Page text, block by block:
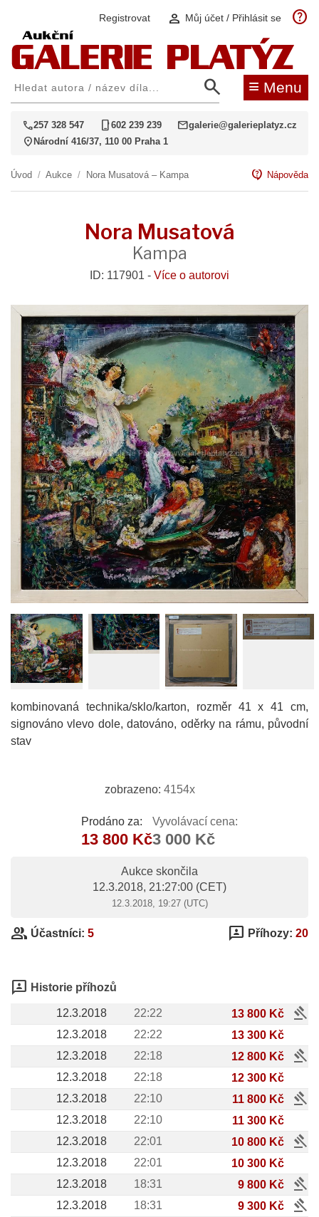
Registrovat person Můj účet / Přihlásit se help
search ≡ Menu
call257 328 547 phone_iphone602 239 239 mailgalerie@galerieplatyz.cz
location_on Národní 416/37, 110 00 Praha 1
Úvod / Aukce / Nora Musatová – Kampa contact_support Nápověda
Nora Musatová
Kampa
ID: 117901 - Více o autorovi
kombinovaná technika/sklo/karton, rozměr 41 x 41 cm,
signováno vlevo dole, datováno, oděrky na rámu, původní
stav
zobrazeno: 4154x
Prodáno za:
13 800 Kč
Vyvolávací cena:
3 000 Kč
Aukce skončila
12.3.2018, 21:27:00 (CET)
12.3.2018, 19:27 (UTC)
group Účastníci: 5 3p Příhozy: 20
3p Historie příhozů
12.3.2018 22:22 13 800 Kč gavel
12.3.2018 22:22
13 300 Kč
12.3.2018
22:18 12 800 Kč gavel
12.3.2018 22:18
12 300 Kč
12.3.2018
22:10 11 800 Kč gavel
12.3.2018 22:10
11 300 Kč
12.3.2018
22:01 10 800 Kč gavel
12.3.2018 22:01
10 300 Kč
12.3.2018
18:31 9 800 Kč gavel
12.3.2018 18:31 9 300 Kč
gavel